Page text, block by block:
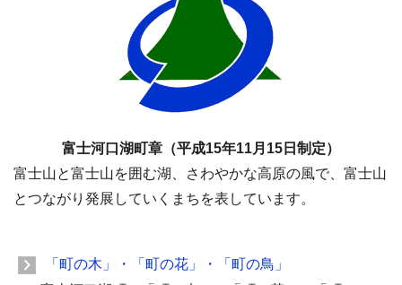
富士河口湖町章（平成15年11月15日制定）
富士山と富士山を囲む湖、さわやかな高原の風で、富士山
とつながり発展していくまちを表しています。
「町の木」・「町の花」・「町の鳥」